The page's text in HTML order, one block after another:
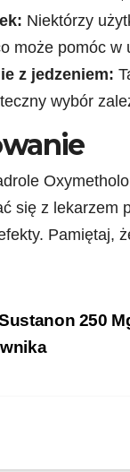
Niektórzy
może pomóc w
z jedzeniem:
wybór
się z lekarzem
Pamiętaj,
250